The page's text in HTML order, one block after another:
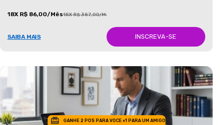
18X R$ 86,00/Mês18X R$ 387,00/Mês
SAIBA MAIS INSCREVA-SE
GANHE 2 POS PARA VOCE +1 PARA UM AMIGO